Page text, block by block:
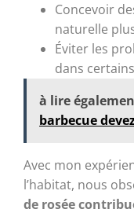
Concevoir
naturelle
Éviter les
dans
à lire
barbecue
Avec mon
l’habitat, nous
de rosée